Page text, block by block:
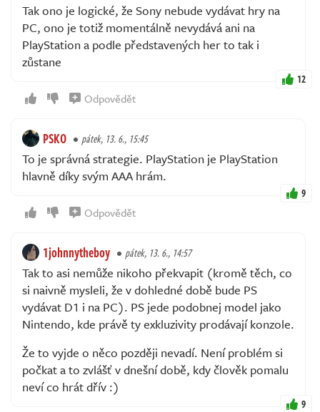
Tak ono je logické, že Sony nebude vydávat hry na
PC, ono je totiž momentálně nevydává ani na
PlayStation a podle představených her to tak i
zůstane
12
Odpovědět
PSKO pátek, 13. 6., 15:45
To je správná strategie. PlayStation je PlayStation
hlavně díky svým AAA hrám.
9
Odpovědět
1johnnytheboy pátek, 13. 6., 14:57
Tak to asi nemůže nikoho překvapit (kromě těch, co
si naivně mysleli, že v dohledné době bude PS
vydávat D1 i na PC). PS jede podobnej model jako
Nintendo, kde právě ty exkluzivity prodávají konzole.
Že to vyjde o něco později nevadí. Není problém si
počkat a to zvlášť v dnešní době, kdy člověk pomalu
neví co hrát dřív :)
9